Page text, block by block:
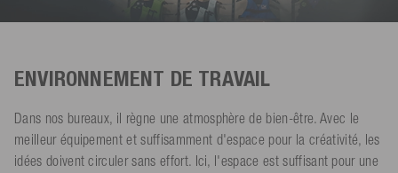
ENVIRONNEMENT DE TRAVAIL
Dans nos bureaux, il règne une atmosphère de bien-être. Avec le
meilleur équipement et suffisamment d'espace pour la créativité, les
idées doivent circuler sans effort. Ici, l'espace est suffisant pour une